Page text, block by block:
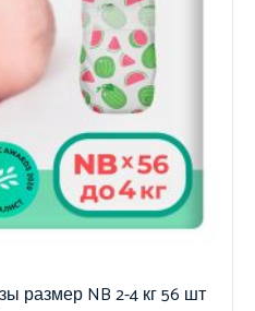
размер NB 2-4 кг 56 шт